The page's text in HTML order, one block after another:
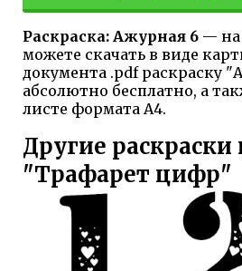
Раскраска: Ажурная 6 — на
можете скачать в виде
документа .pdf раскраску
абсолютно бесплатно, а
листе формата А4.
Другие раскраски
"Трафарет цифр"